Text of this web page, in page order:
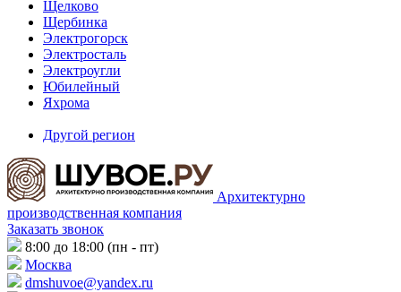
Щелково
Щербинка
Электрогорск
Электросталь
Электроугли
Юбилейный
Яхрома
Другой регион
Архитектурно
производственная компания
Заказать звонок
8:00 до 18:00 (пн - пт)
Москва
dmshuvoe@yandex.ru